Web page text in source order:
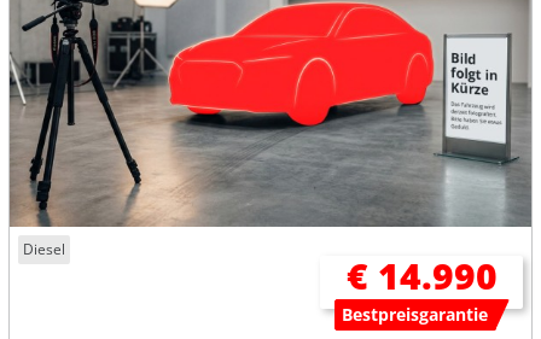
Diesel
€ 14.990
Bestpreisgarantie